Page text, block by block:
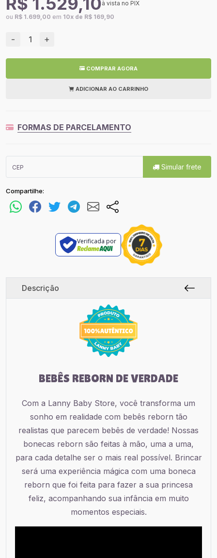
ou R$ 1.699,00 em 10x de R$ 169,90
à vista no PIX
- +
COMPRAR AGORA
ADICIONAR AO CARRINHO
FORMAS DE PARCELAMENTO
Simular frete
Compartilhe:
Verificada por
Descrição
BEBÊS REBORN DE VERDADE
Com a Lanny Baby Store, você transforma um
sonho em realidade com bebês reborn tão
realistas que parecem bebês de verdade! Nossas
bonecas reborn são feitas à mão, uma a uma,
para cada detalhe ser o mais real possível. Brincar
será uma experiência mágica com uma boneca
reborn que foi feita para fazer a sua princesa
feliz, acompanhando sua infância em muito
momentos especiais.